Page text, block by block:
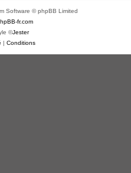
Software © phpBB Limited
fr.com
©Jester
| Conditions